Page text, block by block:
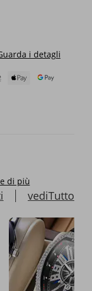
i detagli
di più
vediTutto